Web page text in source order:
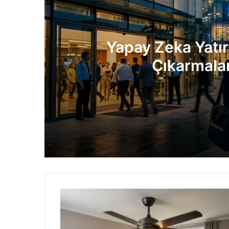
Yapay Zeka
Yapay Zeka Yatırımları Patlarken İşten
Intel Dev Çipler İçin Kritik Engeli Aştı: